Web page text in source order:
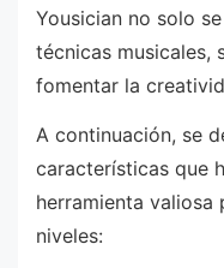
Yousician no solo
técnicas musicales,
fomentar la
A continuación, se
características que
herramienta
niveles: